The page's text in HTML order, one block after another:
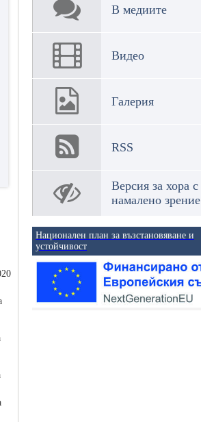
В медиите
Видео
Галерия
RSS
Версия за хора с
намалено зрение
Национален план за възстановяване и
устойчивост